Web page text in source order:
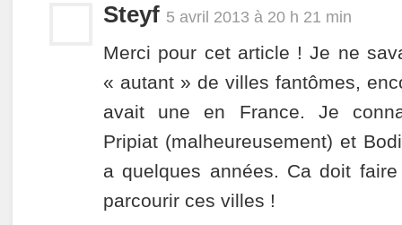
Steyf 5 avril 2013 à 20 h 21 min
Merci pour cet article ! Je ne
« autant » de villes fantômes,
avait une en France. Je
Pripiat (malheureusement) et
a quelques années. Ca doit
parcourir ces villes !